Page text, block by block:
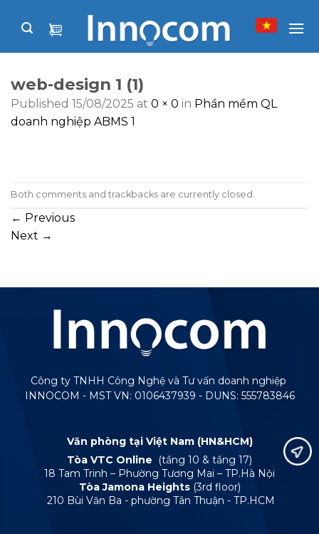
web-design 1 (1)
Published 15/08/2025 at 0 × 0 in Phần mềm QL
doanh nghiệp ABMS 1
Both comments and trackbacks are currently closed.
← Previous
Next →
Công ty TNHH Công Nghệ và Tư vấn doanh nghiệp
INNOCOM - MST VN: 0106437939 - DUNS: 555783846
Văn phòng tại Việt Nam (HN&HCM)
Tòa VTC Online
(tầng 10 & tầng 17)
18 Tam Trinh – Phường Tương Mai – TP.Hà Nội
Tòa Jamona Heights (3rd floor)
210 Bùi Văn Ba - phường Tân Thuận - TP.HCM